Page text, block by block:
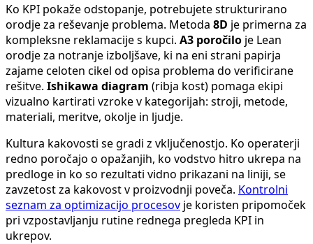
Ko KPI pokaže odstopanje, potrebujete strukturirano
orodje za reševanje problema. Metoda 8D je primerna za
kompleksne reklamacije s kupci. A3 poročilo je Lean
orodje za notranje izboljšave, ki na eni strani papirja
zajame celoten cikel od opisa problema do verificirane
rešitve. Ishikawa diagram (ribja kost) pomaga ekipi
vizualno kartirati vzroke v kategorijah: stroji, metode,
materiali, meritve, okolje in ljudje.
Kultura kakovosti se gradi z vključenostjo. Ko operaterji
redno poročajo o opažanjih, ko vodstvo hitro ukrepa na
predloge in ko so rezultati vidno prikazani na liniji, se
zavzetost za kakovost v proizvodnji poveča. Kontrolni
seznam za optimizacijo procesov je koristen pripomoček
pri vzpostavljanju rutine rednega pregleda KPI in
ukrepov.